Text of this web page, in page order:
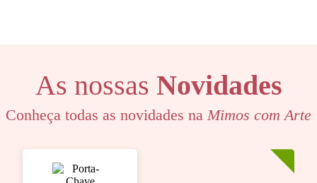
As nossas Novidades
Conheça todas as novidades na Mimos com Arte